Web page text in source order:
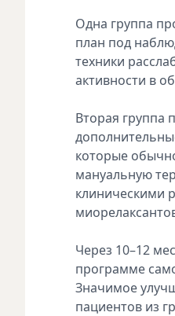
Одна группа
план под
техники
активности в
Вторая группа
которые
мануальную
клиническими
Через 10–12
программе
Значимое
пациентов из